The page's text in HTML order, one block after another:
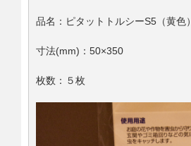
品名：ピタットトルシーS5（黄色）
寸法(mm)：50×350
枚数：５枚